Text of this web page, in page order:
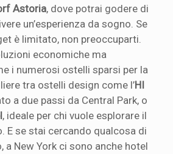
Astoria, dove potrai godere di
un’esperienza da sogno. Se
è limitato, non preoccuparti.
economiche ma
i numerosi ostelli sparsi per la
tra ostelli design come l’HI
a due passi da Central Park, o
, ideale per chi vuole esplorare il
E se stai cercando qualcosa di
a New York ci sono anche hotel